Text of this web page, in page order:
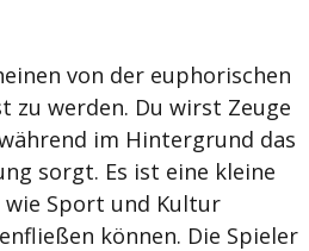
von der euphorischen
zu werden. Du wirst Zeuge
im Hintergrund das
sorgt. Es ist eine kleine
wie Sport und Kultur
können. Die Spieler